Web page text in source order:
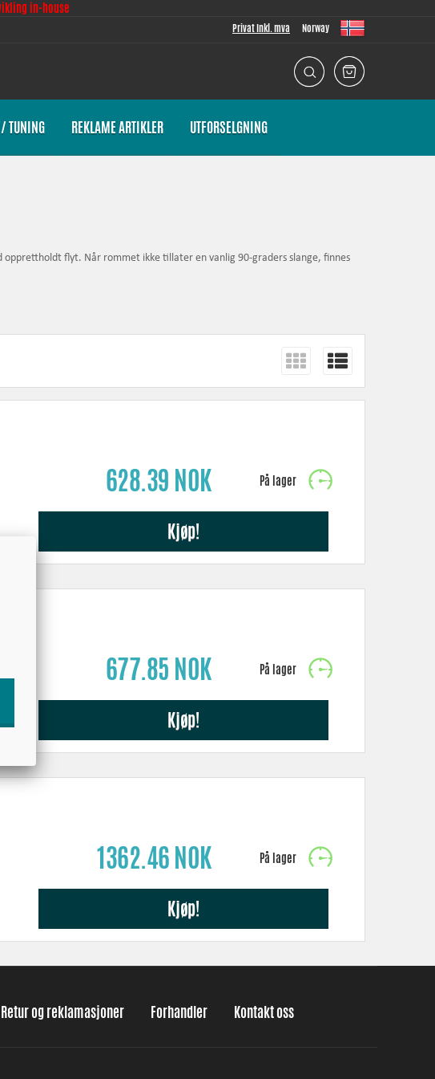
in-house
Privat Inkl. mva Norway
TUNING REKLAME ARTIKLER UTFORSELGNING
opprettholdt flyt. Når rommet ikke tillater en vanlig 90-graders slange, finnes
628.39 NOK
Kjøp!
677.85 NOK
Kjøp!
1362.46 NOK
Kjøp!
Retur og reklamasjoner Forhandler Kontakt oss